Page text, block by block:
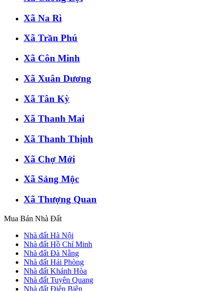
Xã Na Rì
Xã Trần Phú
Xã Côn Minh
Xã Xuân Dương
Xã Tân Kỳ
Xã Thanh Mai
Xã Thanh Thịnh
Xã Chợ Mới
Xã Sảng Mộc
Xã Thượng Quan
Mua Bán Nhà Đất
Nhà đất Hà Nội
Nhà đất Hồ Chí Minh
Nhà đất Đà Nẵng
Nhà đất Hải Phòng
Nhà đất Khánh Hòa
Nhà đất Tuyên Quang
Nhà đất Điện Biên